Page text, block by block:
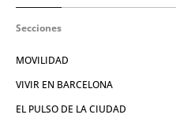
Secciones
MOVILIDAD
VIVIR EN BARCELONA
EL PULSO DE LA CIUDAD